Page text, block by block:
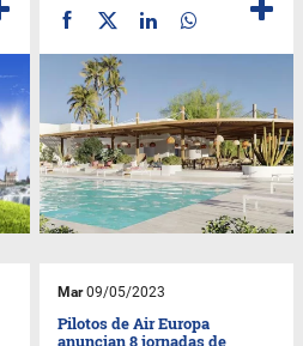
Mar09/05/2023
Pilotos de Air Europa
anuncian 8 jornadas de